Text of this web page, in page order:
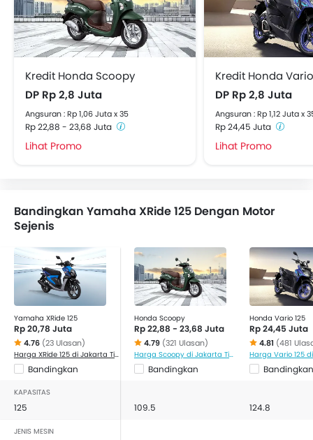
Kredit Honda Scoopy
DP Rp 2,8 Juta
Angsuran : Rp 1,06 Juta x 35
Rp 22,88 - 23,68 Juta
Lihat Promo
Kredit Honda
DP Rp 2,8 Juta
Angsuran : Rp 1,12 Juta x
Rp 24,45 Juta
Lihat Promo
Bandingkan Yamaha XRide 125 Dengan Motor
Sejenis
Yamaha XRide 125
Rp 20,78 Juta
4.76 (23 Ulasan)
Harga XRide 125 di Jakarta Timur
Bandingkan
Honda Scoopy
Rp 22,88 - 23,68 Juta
4.79 (321 Ulasan)
Harga Scoopy di Jakarta Timur
Bandingkan
Honda Vario 125
Rp 24,45 Juta
4.81 (481
Bandingkan
KAPASITAS
125 109.5 124.8
JENIS MESIN